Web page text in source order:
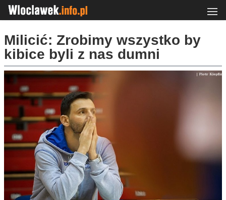
Milicić: Zrobimy wszystko by
kibice byli z nas dumni